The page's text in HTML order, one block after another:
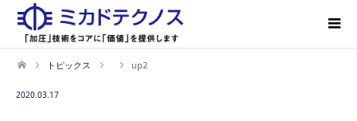
トピックス up2
2020.03.17